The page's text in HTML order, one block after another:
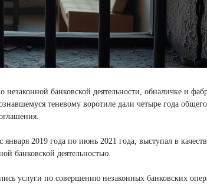
банковской деятельности, обналичке и
теневому воротиле дали четыре года
2019 года по июнь 2021 года, выступал в
банковской деятельностью.
услуги по совершению незаконных банковских